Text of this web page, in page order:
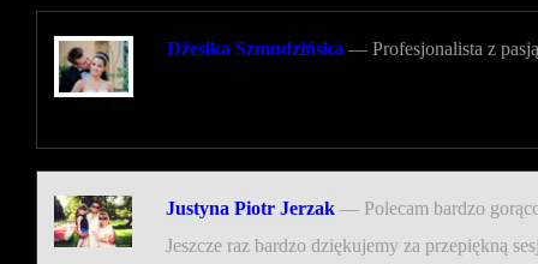
Dżesika Szmudzińska — Profesjonalista z
Justyna Piotr Jerzak — Polecam bardzo
Jeszcze raz bardzo dziękujemy za przepiękną